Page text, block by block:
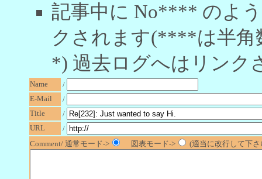
記事中に No**** のよ
クされます(****は半角
*) 過去ログへはリンク
Name
/
E-Mail
/
Title
/
URL
/
Comment/ 通常モード->
図表モード-> (適当に改行して下